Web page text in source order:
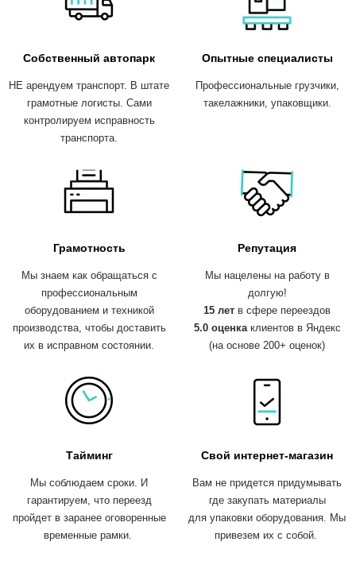
Собственный автопарк
НЕ арендуем транспорт. В штате
грамотные логисты. Сами
контролируем исправность
транспорта.
Опытные специалисты
Профессиональные грузчики,
такелажники, упаковщики.
Грамотность
Мы знаем как обращаться с
профессиональным
оборудованием и техникой
производства, чтобы доставить
их в исправном состоянии.
Репутация
Мы нацелены на работу в
долгую!
15 лет в сфере переездов
5.0 оценкаклиентов в Яндекс
(на основе 200+ оценок)
Тайминг
Мы соблюдаем сроки. И
гарантируем, что переезд
пройдет в заранее оговоренные
временные рамки.
Свой интернет-магазин
Вам не придется придумывать
где закупать материалы
для упаковки оборудования. Мы
привезем их с собой.